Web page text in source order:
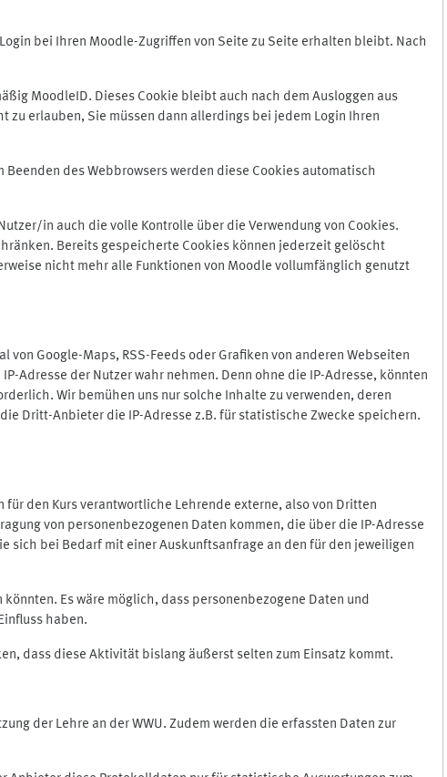
bei Ihren Moodle-Zugriffen von Seite zu Seite erhalten bleibt. Nach
MoodleID. Dieses Cookie bleibt auch nach dem Ausloggen aus
erlauben, Sie müssen dann allerdings bei jedem Login Ihren
des Webbrowsers werden diese Cookies automatisch
in auch die volle Kontrolle über die Verwendung von Cookies.
Bereits gespeicherte Cookies können jederzeit gelöscht
nicht mehr alle Funktionen von Moodle vollumfänglich genutzt
Google-Maps, RSS-Feeds oder Grafiken von anderen Webseiten
Adresse der Nutzer wahr nehmen. Denn ohne die IP-Adresse, könnten
Wir bemühen uns nur solche Inhalte zu verwenden, deren
Dritt-Anbieter die IP-Adresse z.B. für statistische Zwecke speichern.
den Kurs verantwortliche Lehrende externe, also von Dritten
von personenbezogenen Daten kommen, die über die IP-Adresse
sich bei Bedarf mit einer Auskunftsanfrage an den für den jeweiligen
Es wäre möglich, dass personenbezogene Daten und
haben.
dass diese Aktivität bislang äußerst selten zum Einsatz kommt.
der Lehre an der WWU. Zudem werden die erfassten Daten zur